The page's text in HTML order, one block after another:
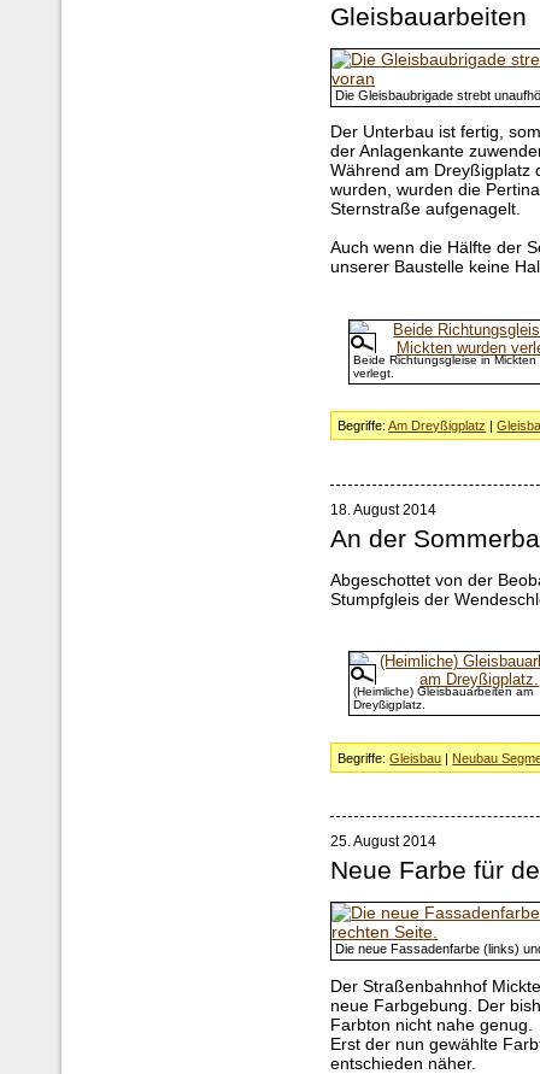
Gleisbauarbeiten
Die Gleisbaubrigade strebt
Der Unterbau ist fertig,
der Anlagenkante
Während am Dreyßigplatz
wurden, wurden die
Sternstraße aufgenagelt.
Auch wenn die Hälfte der
unserer Baustelle keine
Beide Richtungsgleise in Mickten
verlegt.
Begriffe:Am Dreyßigplatz |
18. August 2014
An der
Abgeschottet von der
Stumpfgleis der
(Heimliche) Gleisbauarbeiten am
Dreyßigplatz.
Begriffe:Gleisbau | Neubau
25. August 2014
Neue Farbe für
Die neue Fassadenfarbe (links)
Der Straßenbahnhof
neue Farbgebung. Der
Farbton nicht nahe genug.
Erst der nun gewählte
entschieden näher.